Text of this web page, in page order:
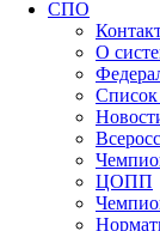
СПО
О
ЦОПП